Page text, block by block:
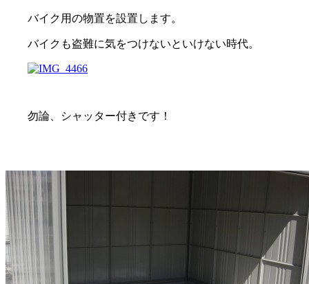
バイク用の物置を設置します。
バイクも盗難に気をつけないといけない時代。
勿論、シャッター付きです！